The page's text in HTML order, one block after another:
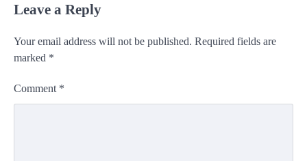
Leave a Reply
Your email address will not be published. Required fields are
marked *
Comment *